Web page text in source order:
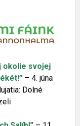
okolie svojej
– 4. júna
Dolné